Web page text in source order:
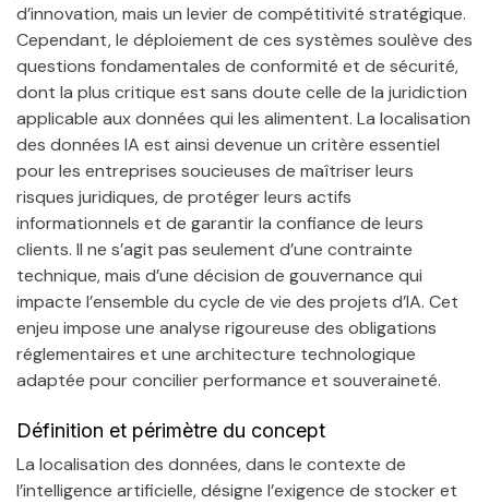
d’innovation, mais un levier de compétitivité stratégique.
Cependant, le déploiement de ces systèmes soulève des
questions fondamentales de conformité et de sécurité,
dont la plus critique est sans doute celle de la juridiction
applicable aux données qui les alimentent. La localisation
des données IA est ainsi devenue un critère essentiel
pour les entreprises soucieuses de maîtriser leurs
risques juridiques, de protéger leurs actifs
informationnels et de garantir la confiance de leurs
clients. Il ne s’agit pas seulement d’une contrainte
technique, mais d’une décision de gouvernance qui
impacte l’ensemble du cycle de vie des projets d’IA. Cet
enjeu impose une analyse rigoureuse des obligations
réglementaires et une architecture technologique
adaptée pour concilier performance et souveraineté.
Définition et périmètre du concept
La localisation des données, dans le contexte de
l’intelligence artificielle, désigne l’exigence de stocker et